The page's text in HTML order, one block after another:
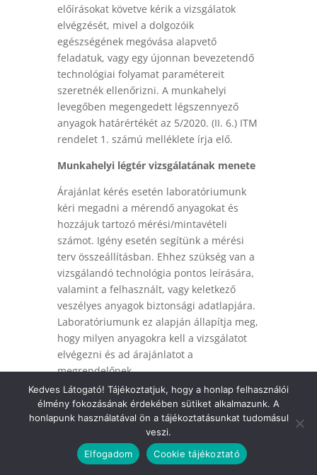
előírásokat követve kérik a vizsgálatok
elvégzését, mivel a dolgozóik
egészségének megóvása alapvető
feladatuk, vagy egy újonnan bevezetendő
technológiai folyamat paramétereit
szeretnék ellenőrizni. A munkahelyi
levegőben megengedett légszennyező
anyagok határértékét az 5/2020. (II. 6.) ITM
rendelet 1. számú melléklete írja elő.
Munkahelyi légtér vizsgálatának menete
Árajánlat kérés esetén laboratóriumunk
kéri megadni a mérendő anyagokat és
hozzájuk tartozó mérési/mintavételi
számot. Igény esetén segítünk a mérési
terv összeállításban. Ehhez szükség van a
vizsgálandó technológia pontos leírására,
valamint a felhasznált, vagy keletkező
veszélyes anyagok biztonsági adatlapjára.
Laboratóriumunk ez alapján állapítja meg,
hogy milyen anyagokra kell a vizsgálatot
elvégezni és ad árajánlatot a
megrendelőnek.
Megrendelést követően a mintavétel a
munkavégzés helyszínén valósul meg. A
levegőminta-vétel a dolgozókra felszerelt
mintavevő eszközökkel történik. A
mintavételt követően a vett minták
Kedves Látogató! Tájékoztatjuk, hogy a honlap felhasználói
élmény fokozásának érdekében sütiket alkalmazunk. A
honlapunk használatával ön a tájékoztatásunkat tudomásul
veszi.
Elfogadom
Cookie tájékoztató